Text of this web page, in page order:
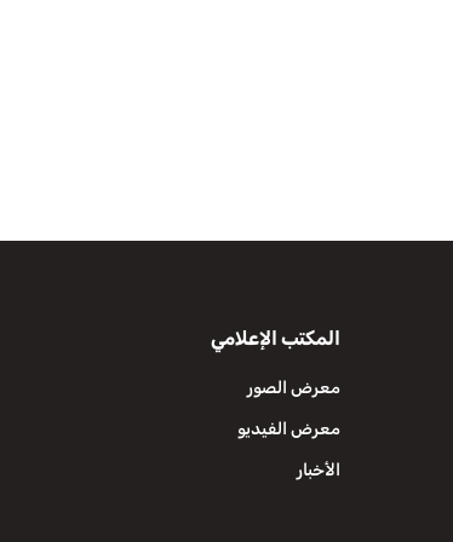
المكتب الإعلامي
معرض الصور
معرض الفيديو
الأخبار